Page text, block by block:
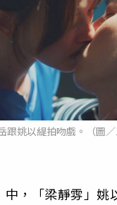
跟姚以緹拍吻戲。（圖／
中，「梁靜雰」姚